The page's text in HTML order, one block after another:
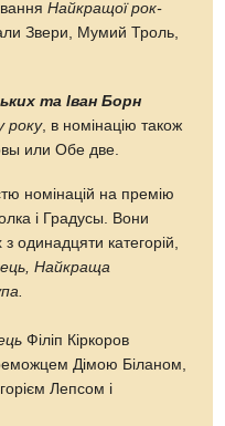
Найкращої рок-
Звери, Мумий Троль,
та Іван Борн
року, в номінацію також
или Обе две.
номінацій на премію
і Градусы. Вони
одинадцяти категорій,
Найкраща
Філіп Кіркоров
Дімою Біланом,
Лепсом і